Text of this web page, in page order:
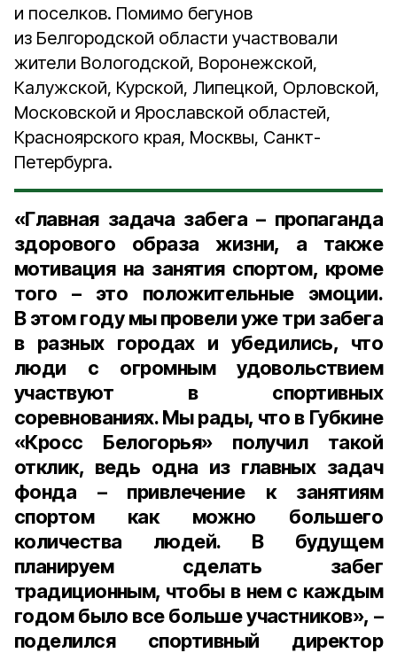
и поселков. Помимо бегунов
из Белгородской области участвовали
жители Вологодской, Воронежской,
Калужской, Курской, Липецкой, Орловской,
Московской и Ярославской областей,
Красноярского края, Москвы, Санкт-
Петербурга.
«Главная задача забега – пропаганда
здорового образа жизни, а также
мотивация на занятия спортом, кроме
того – это положительные эмоции.
В этом году мы провели уже три забега
в разных городах и убедились, что
люди с огромным удовольствием
участвуют в спортивных
соревнованиях. Мы рады, что в Губкине
«Кросс Белогорья» получил такой
отклик, ведь одна из главных задач
фонда – привлечение к занятиям
спортом как можно большего
количества людей. В будущем
планируем сделать забег
традиционным, чтобы в нем с каждым
годом было все больше участников», –
поделился спортивный директор